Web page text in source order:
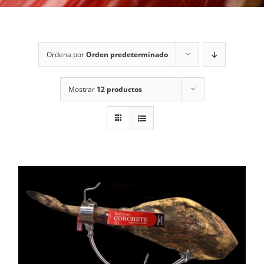
Ordena porOrden predeterminado
Mostrar 12 productos